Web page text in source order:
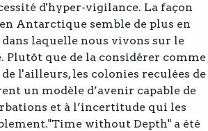
d'hyper-vigilance. La façon
Antarctique semble de plus en
laquelle nous vivons sur le
Plutôt que de la considérer comme
l'ailleurs, les colonies reculées de
un modèle d’avenir capable de
et à l’incertitude qui les
Time without Depth" a été